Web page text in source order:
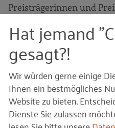
Preisträgerinnen und
Hat jemand
gesagt?!
Wir würden gerne einige
Ihnen ein bestmögliches
Website zu bieten.
Dienste Sie zulassen